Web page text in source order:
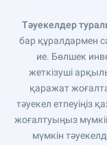
Тәуекелдер
бар құралдармен
ие. Бөлшек
жеткізуші
қаражат
тәуекел етпеуіңіз
жоғалтуыңыз
мүмкін